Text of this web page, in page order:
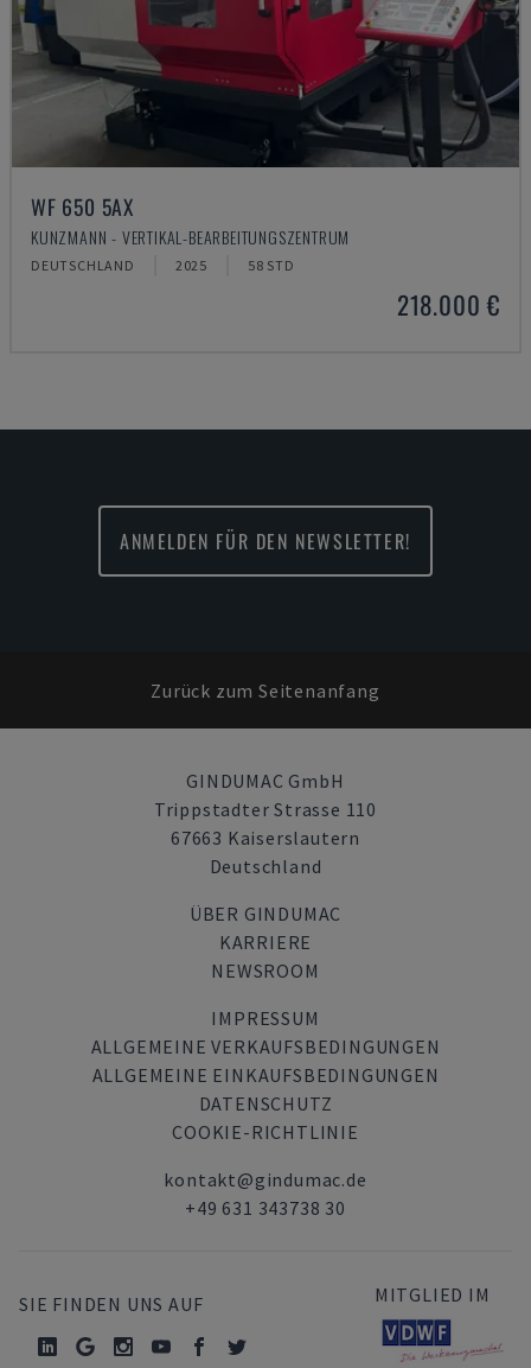
WF 650 5AX
KUNZMANN - VERTIKAL-BEARBEITUNGSZENTRUM
DEUTSCHLAND 2025 58 STD
218.000 €
ANMELDEN FÜR DEN NEWSLETTER!
Zurück zum Seitenanfang
GINDUMAC GmbH
Trippstadter Strasse 110
67663 Kaiserslautern
Deutschland
ÜBER GINDUMAC
KARRIERE
NEWSROOM
IMPRESSUM
ALLGEMEINE VERKAUFSBEDINGUNGEN
ALLGEMEINE EINKAUFSBEDINGUNGEN
DATENSCHUTZ
COOKIE-RICHTLINIE
kontakt@gindumac.de
+49 631 343738 30
SIE FINDEN UNS AUF MITGLIED IM